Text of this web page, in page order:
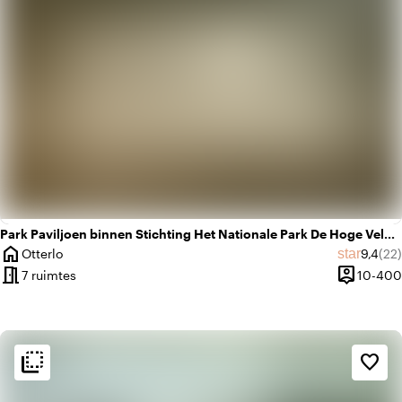
Park Paviljoen binnen Stichting Het Nationale Park De Hoge Veluwe
home
Plaats
Otterlo star9,4(22)
meeting_room7 ruimtes person_pin10-400
flip_to_back favorite_border
flip_to_back Sfeer en esthetiek
weekend
Klassiek